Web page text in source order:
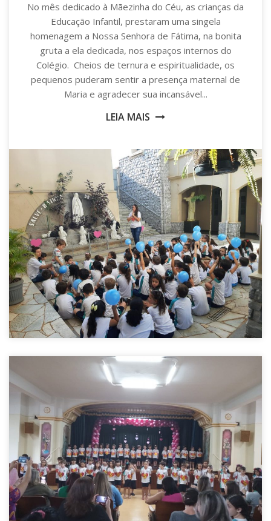
No mês dedicado à Mãezinha do Céu, as crianças da
Educação Infantil, prestaram uma singela
homenagem a Nossa Senhora de Fátima, na bonita
gruta a ela dedicada, nos espaços internos do
Colégio. Cheios de ternura e espiritualidade, os
pequenos puderam sentir a presença maternal de
Maria e agradecer sua incansável...
LEIA MAIS